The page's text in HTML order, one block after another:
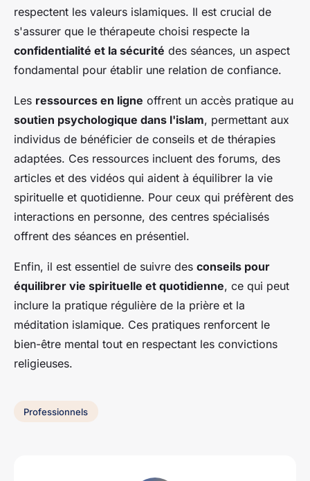
respectent les valeurs islamiques. Il est crucial de
s'assurer que le thérapeute choisi respecte la
confidentialité et la sécurité des séances, un aspect
fondamental pour établir une relation de confiance.
Les ressources en ligne offrent un accès pratique au
soutien psychologique dans l'islam, permettant aux
individus de bénéficier de conseils et de thérapies
adaptées. Ces ressources incluent des forums, des
articles et des vidéos qui aident à équilibrer la vie
spirituelle et quotidienne. Pour ceux qui préfèrent des
interactions en personne, des centres spécialisés
offrent des séances en présentiel.
Enfin, il est essentiel de suivre des conseils pour
équilibrer vie spirituelle et quotidienne, ce qui peut
inclure la pratique régulière de la prière et la
méditation islamique. Ces pratiques renforcent le
bien-être mental tout en respectant les convictions
religieuses.
Professionnels